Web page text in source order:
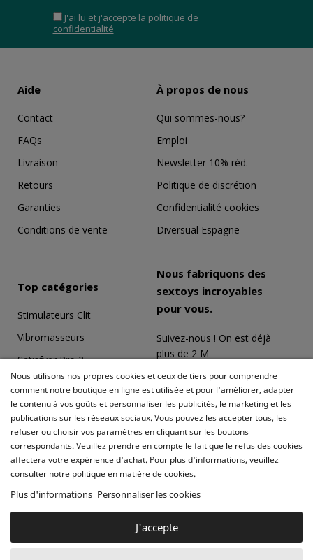
J'ai lu et j'accepte la politique de
confidentialité
Aide
Contact
FAQs
Livraison
Retours
Garanties
Conditions de vente
À propos de nous
Qui sommes-nous?
Emploi
Newsletter 10% réd.
Politique de discrétion
Confidentialité cookies
Diversual Espagne
Top catégories
Stimulateurs Clit
Vibromasseurs
Satisfyer Pro 2
Coffrets Érotiques
Masturbateurs
Meilleures ventes
Nous fabriquons des
sextoys incroyables
pour vous.
Suivez-nous ! On est déjà
plus de 2 M
Nous utilisons nos propres cookies et ceux de tiers pour comprendre
comment notre boutique en ligne est utilisée et pour l'améliorer, adapter
le contenu à vos goûts et personnaliser les publicités, le marketing et les
publications sur les réseaux sociaux. Vous pouvez les accepter tous, les
refuser ou choisir vos paramètres en cliquant sur les boutons
correspondants. Veuillez prendre en compte le fait que le refus des cookies
affectera votre expérience d'achat. Pour plus d'informations, veuillez
consulter notre politique en matière de cookies.
Plus d'informations Personnaliser les cookies
J'accepte